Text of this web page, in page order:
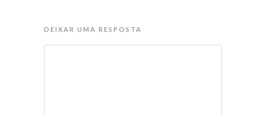
DEIXAR UMA RESPOSTA